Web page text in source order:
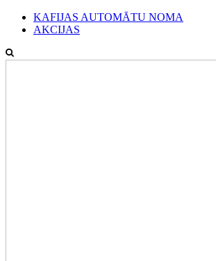
KAFIJAS AUTOMĀTU NOMA
AKCIJAS